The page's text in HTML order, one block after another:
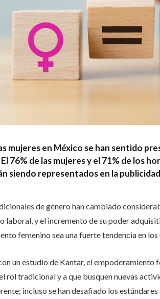
mujeres en México se han sentido
76% de las mujeres y el 71% de los
siendo representados en la
de género han cambiado
laboral, y el incremento de su poder
femenino sea una fuerte tendencia en los
un estudio de Kantar, el empoderamiento
rol tradicional y a que busquen nuevas
incluso se han desafiado los